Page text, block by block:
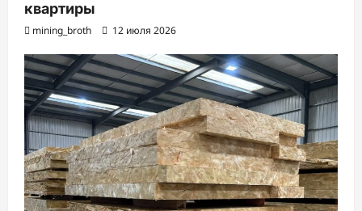
квартиры
mining_broth 12 июля 2026